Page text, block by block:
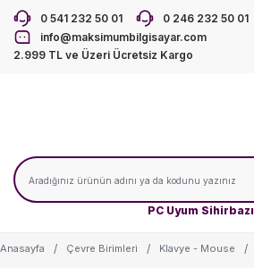
0 541 232 50 01
0 246 232 50 01
info@maksimumbilgisayar.com
2.999 TL ve Üzeri Ücretsiz Kargo
PC Uyum Sihirbazı
Anasayfa Çevre Birimleri Klavye - Mouse